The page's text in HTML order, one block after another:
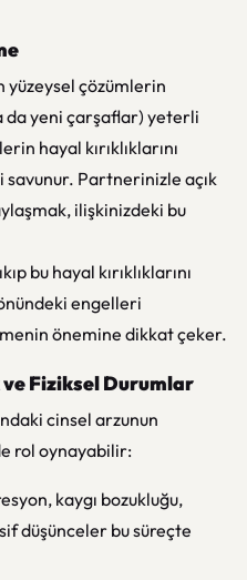
yüzeysel çözümlerin
yeni çarşaflar) yeterli
hayal kırıklıklarını
Partnerinizle açık
ilişkinizdeki bu
bu hayal kırıklıklarını
engelleri
önemine dikkat çeker.
Fiziksel Durumlar
cinsel arzunun
rol oynayabilir:
kaygı bozukluğu,
düşünceler bu süreçte